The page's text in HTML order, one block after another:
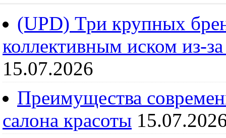
(UPD) Три крупных
коллективным иском из-
15.07.2026
Преимущества
салона красоты